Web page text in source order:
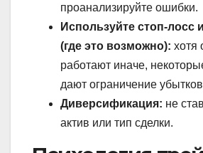
проанализируйте ошибки.
Используйте стоп-лосс
(где это возможно): хотя
работают иначе,
дают ограничение
Диверсификация: не
актив или тип сделки.